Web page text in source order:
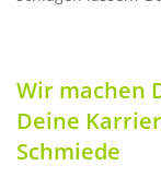
Wir machen
Deine
Schmiede